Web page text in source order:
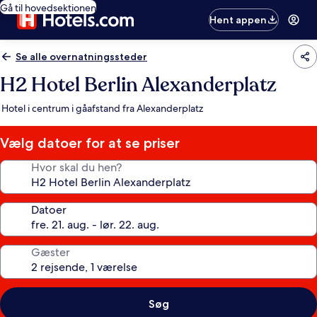
Gå til hovedsektionen
Hent appen
Se alle overnatningssteder
H2 Hotel Berlin Alexanderplatz
Hotel i centrum i gåafstand fra Alexanderplatz
Vælg datoer for at se priser
Hvor skal du hen?
Datoer
Gæster
Søg